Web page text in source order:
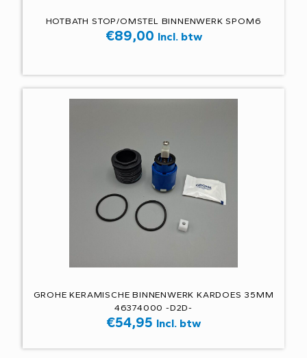
HOTBATH STOP/OMSTEL BINNENWERK SPOM6
€89,00 Incl. btw
GROHE KERAMISCHE BINNENWERK KARDOES 35MM
46374000 -D2D-
€54,95 Incl. btw